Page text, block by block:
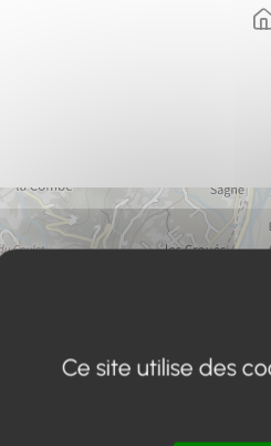
Ce site utilise des